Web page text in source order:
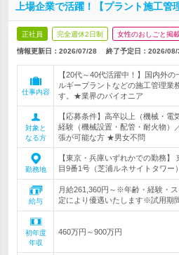
上場企業で活躍！【プラント施工
正社員 完全週休2日制 女性のおしごと掲
情報更新日：2026/07/28 終了予定日： 2026/08/
仕事内容
【20代～40代活躍中！】国内外
ルギープラントなどの施工管理業
す。★業界のパイオニア
対象と
なる方
【応募条件】高卒以上（機械・
経験（機械設置・配管・耐火物）
張が可能な方 ★男女不問
勤務地
【東京・兵庫いずれかでの勤務
目9番1号（芝浦ルネサイトタワー
給与
月給261,360円～※年齢・経験・
定により優遇いたします※試用期
初年度
年収
460万円～900万円